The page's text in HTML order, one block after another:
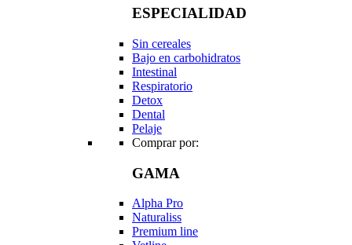
ESPECIALIDAD
Sin cereales
Bajo en carbohidratos
Intestinal
Respiratorio
Detox
Dental
Pelaje
Comprar por:
GAMA
Alpha Pro
Naturaliss
Premium line